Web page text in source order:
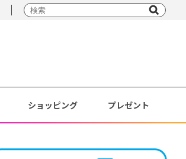
ショッピング プレゼント